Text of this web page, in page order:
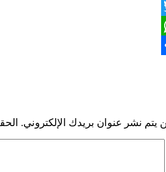
يتم نشر عنوان بريدك الإلكتروني.